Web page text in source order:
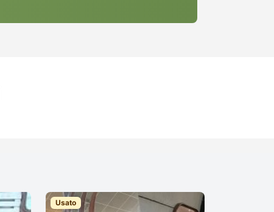
Usato